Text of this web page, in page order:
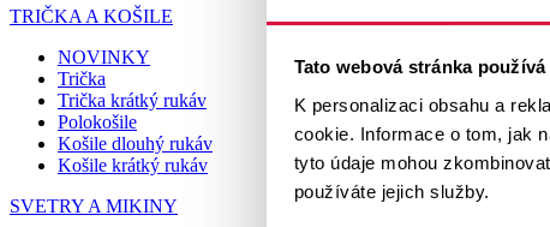
Tato webová stránka
K personalizaci obsahu a
cookie. Informace o tom, jak
tyto údaje mohou
používáte jejich služby.
TRIČKA A KOŠILE
NOVINKY
Trička
Trička krátký rukáv
Polokošile
Košile dlouhý rukáv
Košile krátký rukáv
SVETRY A MIKINY